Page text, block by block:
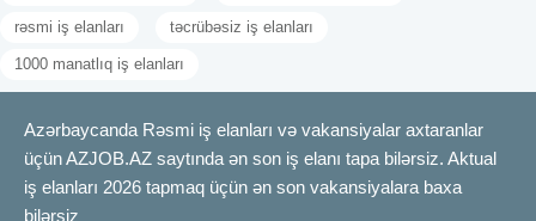
rəsmi iş elanları təcrübəsiz iş elanları
1000 manatlıq iş elanları
Azərbaycanda Rəsmi iş elanları və vakansiyalar axtaranlar
üçün AZJOB.AZ saytında ən son iş elanı tapa bilərsiz. Aktual
iş elanları 2026 tapmaq üçün ən son vakansiyalara baxa
bilərsiz